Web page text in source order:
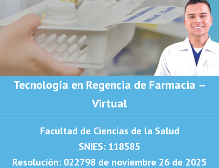
Tecnología en Regencia de Farmacia –
Virtual
Facultad de Ciencias de la Salud
SNIES: 118585
Resolución: 022798 de noviembre 26 de 2025